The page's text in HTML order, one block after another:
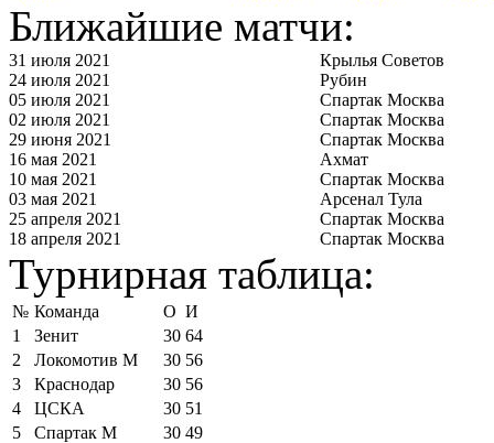
Ближайшие матчи:
31 июля 2021
Крылья Советов
24 июля 2021
Рубин
05 июля 2021
Спартак Москва
02 июля 2021
Спартак Москва
29 июня 2021
Спартак Москва
16 мая 2021
Ахмат
10 мая 2021
Спартак Москва
03 мая 2021
Арсенал Тула
25 апреля 2021
Спартак Москва
18 апреля 2021
Спартак Москва
Турнирная таблица:
№ Команда О И
1
Зенит 30 64
2
Локомотив М 30 56
3
Краснодар 30 56
4
ЦСКА 30 51
5
Спартак М 30 49